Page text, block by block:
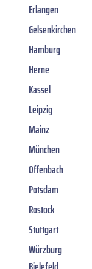
Erlangen
Gelsenkirchen
Hamburg
Herne
Kassel
Leipzig
Mainz
München
Offenbach
Potsdam
Rostock
Stuttgart
Würzburg